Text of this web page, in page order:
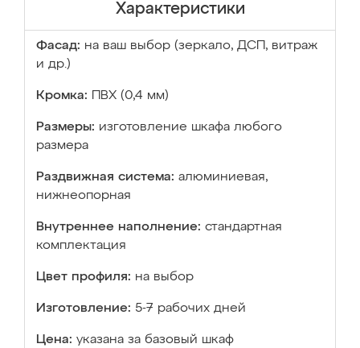
Характеристики
Фасад: на ваш выбор (зеркало, ДСП, витраж
и др.)
Кромка: ПВХ (0,4 мм)
Размеры: изготовление шкафа любого
размера
Раздвижная система: алюминиевая,
нижнеопорная
Внутреннее наполнение: стандартная
комплектация
Цвет профиля: на выбор
Изготовление: 5-7 рабочих дней
Цена: указана за базовый шкаф